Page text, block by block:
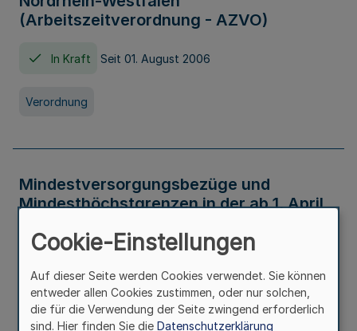
(Arbeitszeitverordnung - AZVO)
In Kraft Seit 01. August 2006
Verordnung
Mindestversorgungsbezüge und
Mindesthöchstgrenzen in der ab 1. April
Verwaltungsvorschrift
Cookie-Einstellungen
Auf dieser Seite werden Cookies verwendet. Sie können
entweder allen Cookies zustimmen, oder nur solchen,
die für die Verwendung der Seite zwingend erforderlich
sind. Hier finden Sie die Datenschutzerklärung